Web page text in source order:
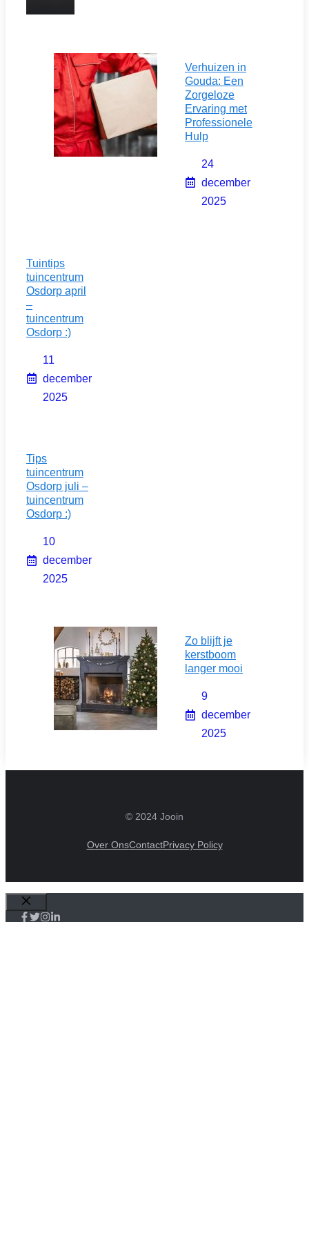
Verhuizen in
Gouda: Een
Zorgeloze
Ervaring met
Professionele
Hulp
24
december
2025
Tuintips
tuincentrum
Osdorp april
–
tuincentrum
Osdorp :)
11
december
2025
Tips
tuincentrum
Osdorp juli –
tuincentrum
Osdorp :)
10
december
2025
Zo blijft je
kerstboom
langer mooi
9
december
2025
© 2024 Jooin
Over OnsContactPrivacy Policy
Sluiten